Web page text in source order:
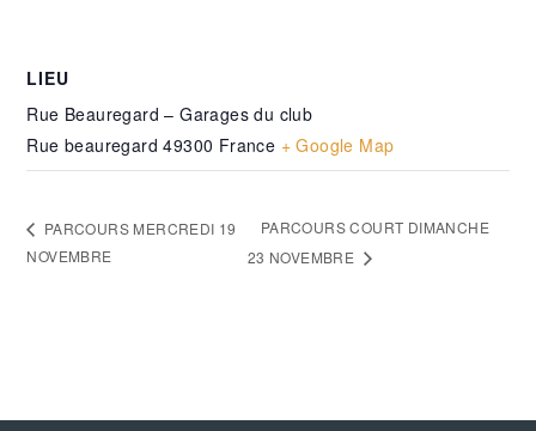
LIEU
Rue Beauregard – Garages du club
Rue beauregard 49300 France + Google Map
PARCOURS MERCREDI 19
NOVEMBRE
PARCOURS COURT DIMANCHE
23 NOVEMBRE